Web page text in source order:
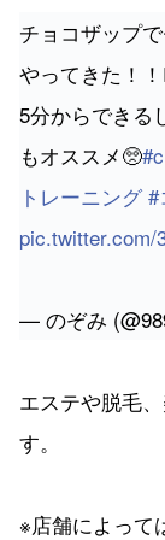
チョコザップ
やってきた！！
5分からできる
もオススメ🥺
トレーニング #
pic.twitter.com/
— のぞみ
エステや脱毛
す。
※店舗によって